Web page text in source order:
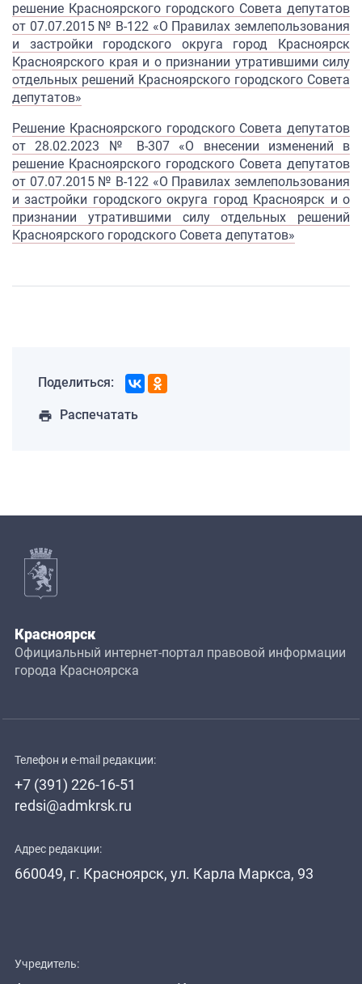
решение Красноярского городского Совета депутатов
от 07.07.2015 № В-122 «О Правилах землепользования
и застройки городского округа город Красноярск
Красноярского края и о признании утратившими силу
отдельных решений Красноярского городского Совета
депутатов»
Решение Красноярского городского Совета депутатов
от 28.02.2023 № В-307 «О внесении изменений в
решение Красноярского городского Совета депутатов
от 07.07.2015 № В-122 «О Правилах землепользования
и застройки городского округа город Красноярск и о
признании утратившими силу отдельных решений
Красноярского городского Совета депутатов»
Поделиться:
print Распечатать
Красноярск
Официальный интернет-портал правовой информации
города Красноярска
Телефон и e-mail редакции:
+7 (391) 226-16-51
redsi@admkrsk.ru
Адрес редакции:
660049, г. Красноярск, ул. Карла Маркса, 93
Учредитель: